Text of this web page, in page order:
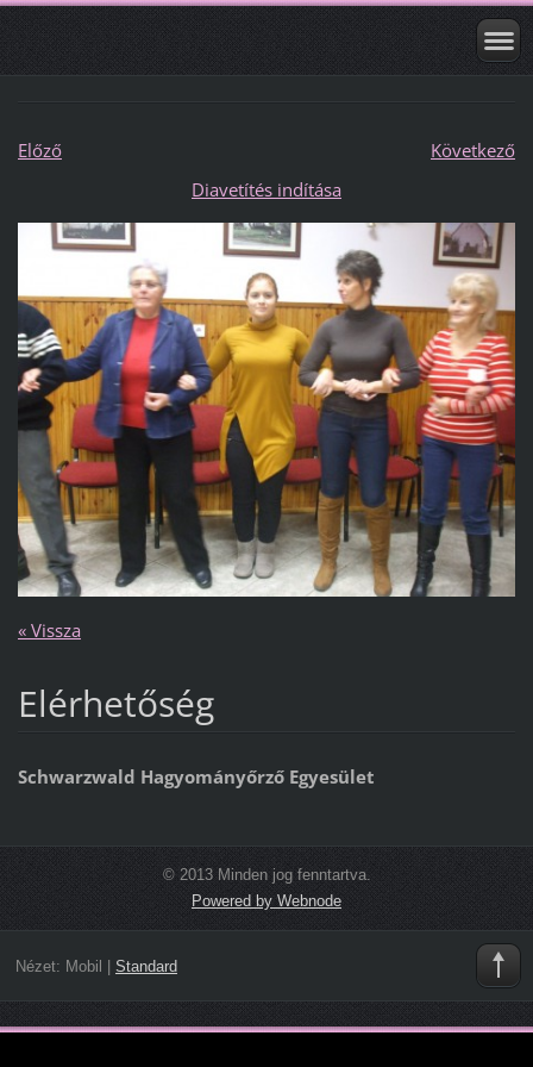
Előző
Következő
Diavetítés indítása
« Vissza
Elérhetőség
Schwarzwald Hagyományőrző Egyesület
© 2013 Minden jog fenntartva.
Powered by Webnode
Nézet: Mobil Standard